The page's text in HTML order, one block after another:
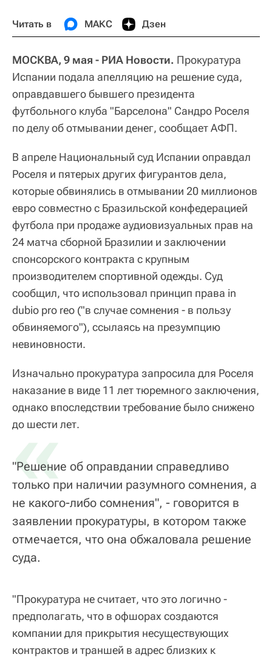
Читать в МАКС Дзен
МОСКВА, 9 мая - РИА Новости. Прокуратура
Испании подала апелляцию на решение суда,
оправдавшего бывшего президента
футбольного клуба "Барселона" Сандро Роселя
по делу об отмывании денег, сообщает АФП.
В апреле Национальный суд Испании оправдал
Роселя и пятерых других фигурантов дела,
которые обвинялись в отмывании 20 миллионов
евро совместно с Бразильской конфедерацией
футбола при продаже аудиовизуальных прав на
24 матча сборной Бразилии и заключении
спонсорского контракта с крупным
производителем спортивной одежды. Суд
сообщил, что использовал принцип права in
dubio pro reo ("в случае сомнения - в пользу
обвиняемого"), ссылаясь на презумпцию
невиновности.
Изначально прокуратура запросила для Роселя
наказание в виде 11 лет тюремного заключения,
однако впоследствии требование было снижено
до шести лет.
«
"Решение об оправдании справедливо
только при наличии разумного сомнения, а
не какого-либо сомнения", - говорится в
заявлении прокуратуры, в котором также
отмечается, что она обжаловала решение
суда.
"Прокуратура не считает, что это логично -
предполагать, что в офшорах создаются
компании для прикрытия несуществующих
контрактов и траншей в адрес близких к